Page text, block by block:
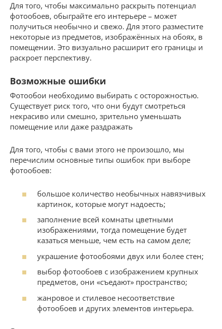
Для того, чтобы максимально раскрыть потенциал
фотообоев, обыграйте его интерьере – может
получиться необычно и свежо. Для этого разместите
некоторые из предметов, изображённых на обоях, в
помещении. Это визуально расширит его границы и
раскроет перспективу.
Возможные ошибки
Фотообои необходимо выбирать с осторожностью.
Существует риск того, что они будут смотреться
некрасиво или смешно, зрительно уменьшать
помещение или даже раздражать
Для того, чтобы с вами этого не произошло, мы
перечислим основные типы ошибок при выборе
фотообоев:
большое количество необычных навязчивых
картинок, которые могут надоесть;
заполнение всей комнаты цветными
изображениями, тогда помещение будет
казаться меньше, чем есть на самом деле;
украшение фотообоями двух или более стен;
выбор фотообоев с изображением крупных
предметов, они «съедают» пространство;
жанровое и стилевое несоответствие
фотообоев и других элементов интерьера.